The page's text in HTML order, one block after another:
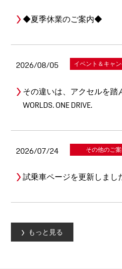
◆夏季休業のご案内◆
2026/08/05 イベント＆キャ
その違いは、アクセルを踏
WORLDS. ONE DRIVE.
2026/07/24 その他のご
試乗車ページを更新しまし
もっと見る